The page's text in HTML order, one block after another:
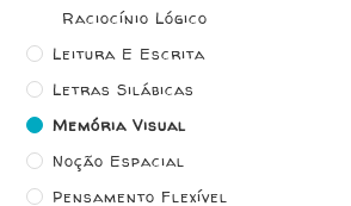
Raciocínio Lógico
Leitura E Escrita
Letras Silábicas
Memória Visual
Noção Espacial
Pensamento Flexível